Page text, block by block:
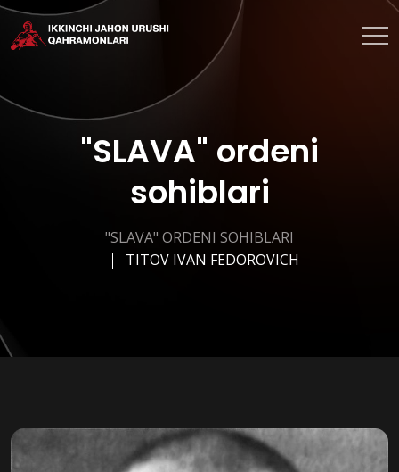
"SLAVA" ordeni
sohiblari
"SLAVA" ORDENI SOHIBLARI
TITOV IVAN FEDOROVICH